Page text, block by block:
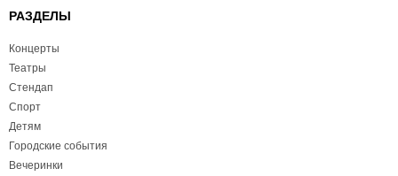
РАЗДЕЛЫ
Концерты
Театры
Стендап
Спорт
Детям
Городские события
Вечеринки